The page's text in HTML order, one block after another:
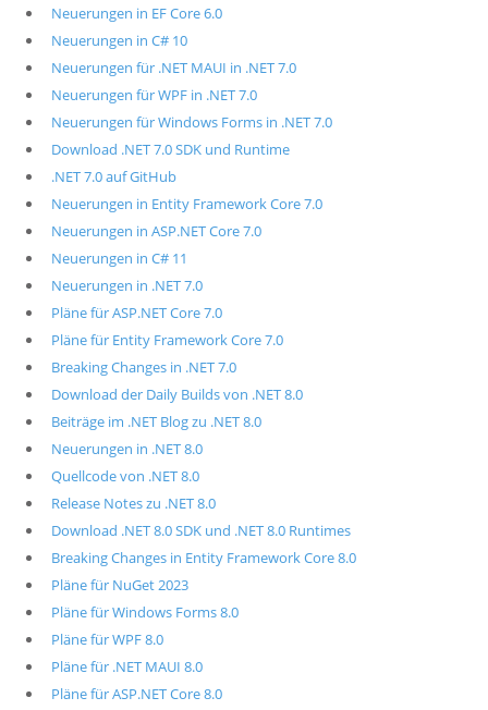
Neuerungen in EF Core 6.0
Neuerungen in C# 10
Neuerungen für .NET MAUI in .NET 7.0
Neuerungen für WPF in .NET 7.0
Neuerungen für Windows Forms in .NET 7.0
Download .NET 7.0 SDK und Runtime
.NET 7.0 auf GitHub
Neuerungen in Entity Framework Core 7.0
Neuerungen in ASP.NET Core 7.0
Neuerungen in C# 11
Neuerungen in .NET 7.0
Pläne für ASP.NET Core 7.0
Pläne für Entity Framework Core 7.0
Breaking Changes in .NET 7.0
Download der Daily Builds von .NET 8.0
Beiträge im .NET Blog zu .NET 8.0
Neuerungen in .NET 8.0
Quellcode von .NET 8.0
Release Notes zu .NET 8.0
Download .NET 8.0 SDK und .NET 8.0 Runtimes
Breaking Changes in Entity Framework Core 8.0
Pläne für NuGet 2023
Pläne für Windows Forms 8.0
Pläne für WPF 8.0
Pläne für .NET MAUI 8.0
Pläne für ASP.NET Core 8.0